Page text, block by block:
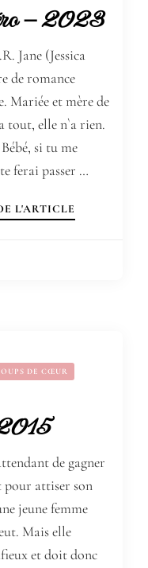
– 2023
Jane (Jessica
de romance
Mariée et mère de
tout, elle n`a rien.
si tu me
ferai passer …
L'ARTICLE
DE CŒUR
de gagner
pour attiser son
jeune femme
Mais elle
et doit donc